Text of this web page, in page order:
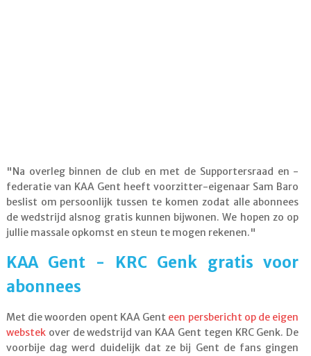
"Na overleg binnen de club en met de Supportersraad en -
federatie van KAA Gent heeft voorzitter-eigenaar Sam Baro
beslist om persoonlijk tussen te komen zodat alle abonnees
de wedstrijd alsnog gratis kunnen bijwonen. We hopen zo op
jullie massale opkomst en steun te mogen rekenen."
KAA Gent - KRC Genk gratis voor
abonnees
Met die woorden opent KAA Gent een persbericht op de eigen
webstekover de wedstrijd van KAA Gent tegen KRC Genk. De
voorbije dag werd duidelijk dat ze bij Gent de fans gingen